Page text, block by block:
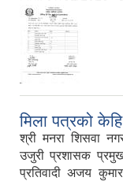
मिला पत्रको
श्री मनरा शिसवा
उजुरी प्रशासक प्रमुख
प्रतिवादी अजय